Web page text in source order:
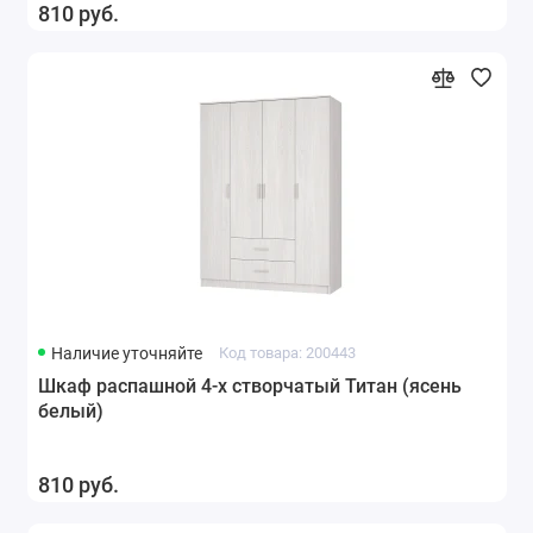
810 руб.
Наличие уточняйте Код товара: 200443
Шкаф распашной 4-х створчатый Титан (ясень
белый)
810 руб.